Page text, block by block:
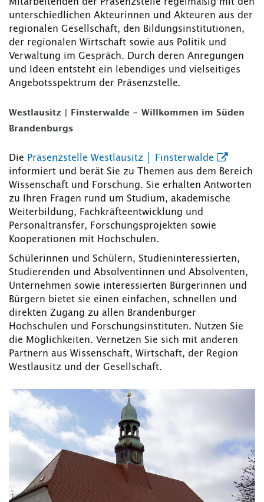
unterschiedlichen Akteurinnen und Akteuren aus der
regionalen Gesellschaft, den Bildungsinstitutionen,
der regionalen Wirtschaft sowie aus Politik und
Verwaltung im Gespräch. Durch deren Anregungen
und Ideen entsteht ein lebendiges und vielseitiges
Angebotsspektrum der Präsenzstelle.
Westlausitz | Finsterwalde - Willkommen im Süden
Brandenburgs
Die Präsenzstelle Westlausitz │ Finsterwalde
informiert und berät Sie zu Themen aus dem Bereich
Wissenschaft und Forschung. Sie erhalten Antworten
zu Ihren Fragen rund um Studium, akademische
Weiterbildung, Fachkräfteentwicklung und
Personaltransfer, Forschungsprojekten sowie
Kooperationen mit Hochschulen.
Schülerinnen und Schülern, Studieninteressierten,
Studierenden und Absolventinnen und Absolventen,
Unternehmen sowie interessierten Bürgerinnen und
Bürgern bietet sie einen einfachen, schnellen und
direkten Zugang zu allen Brandenburger
Hochschulen und Forschungsinstituten. Nutzen Sie
die Möglichkeiten. Vernetzen Sie sich mit anderen
Partnern aus Wissenschaft, Wirtschaft, der Region
Westlausitz und der Gesellschaft.